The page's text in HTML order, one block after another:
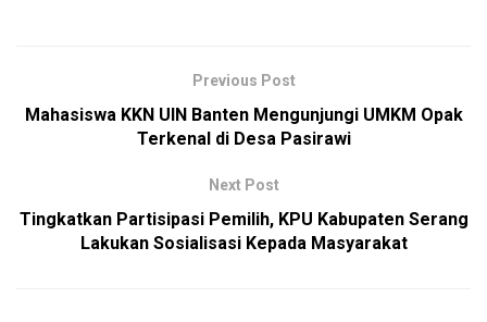
Previous Post
Mahasiswa KKN UIN Banten Mengunjungi UMKM Opak
Terkenal di Desa Pasirawi
Next Post
Tingkatkan Partisipasi Pemilih, KPU Kabupaten Serang
Lakukan Sosialisasi Kepada Masyarakat